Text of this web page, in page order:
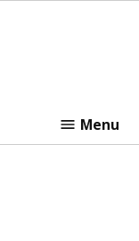
Menu